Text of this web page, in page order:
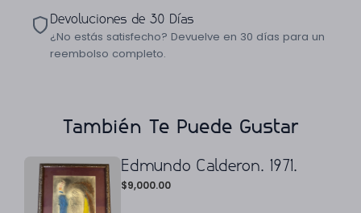
Devoluciones de 30 Días
¿No estás satisfecho? Devuelve en 30 días para un
reembolso completo.
También Te Puede Gustar
Edmundo Calderon. 1971.
$9,000.00